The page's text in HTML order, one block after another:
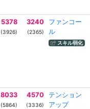
5378
(3926)
3240
(2365)
ファンコー
ル
スキル弱化
8033
(5864)
4570
(3336)
テンション
アップ